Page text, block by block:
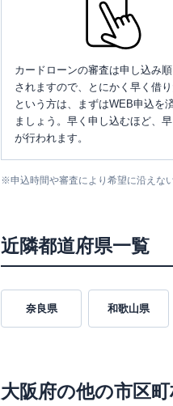
カードローンの審査は申し込み
されますので、とにかく早く借
という方は、まずはWEB申込を
ましょう。早く申し込むほど、
が行われます。
※申込時間や審査により希望に沿えな
近隣都道府県一覧
奈良県 和歌山県
大阪府の他の市区